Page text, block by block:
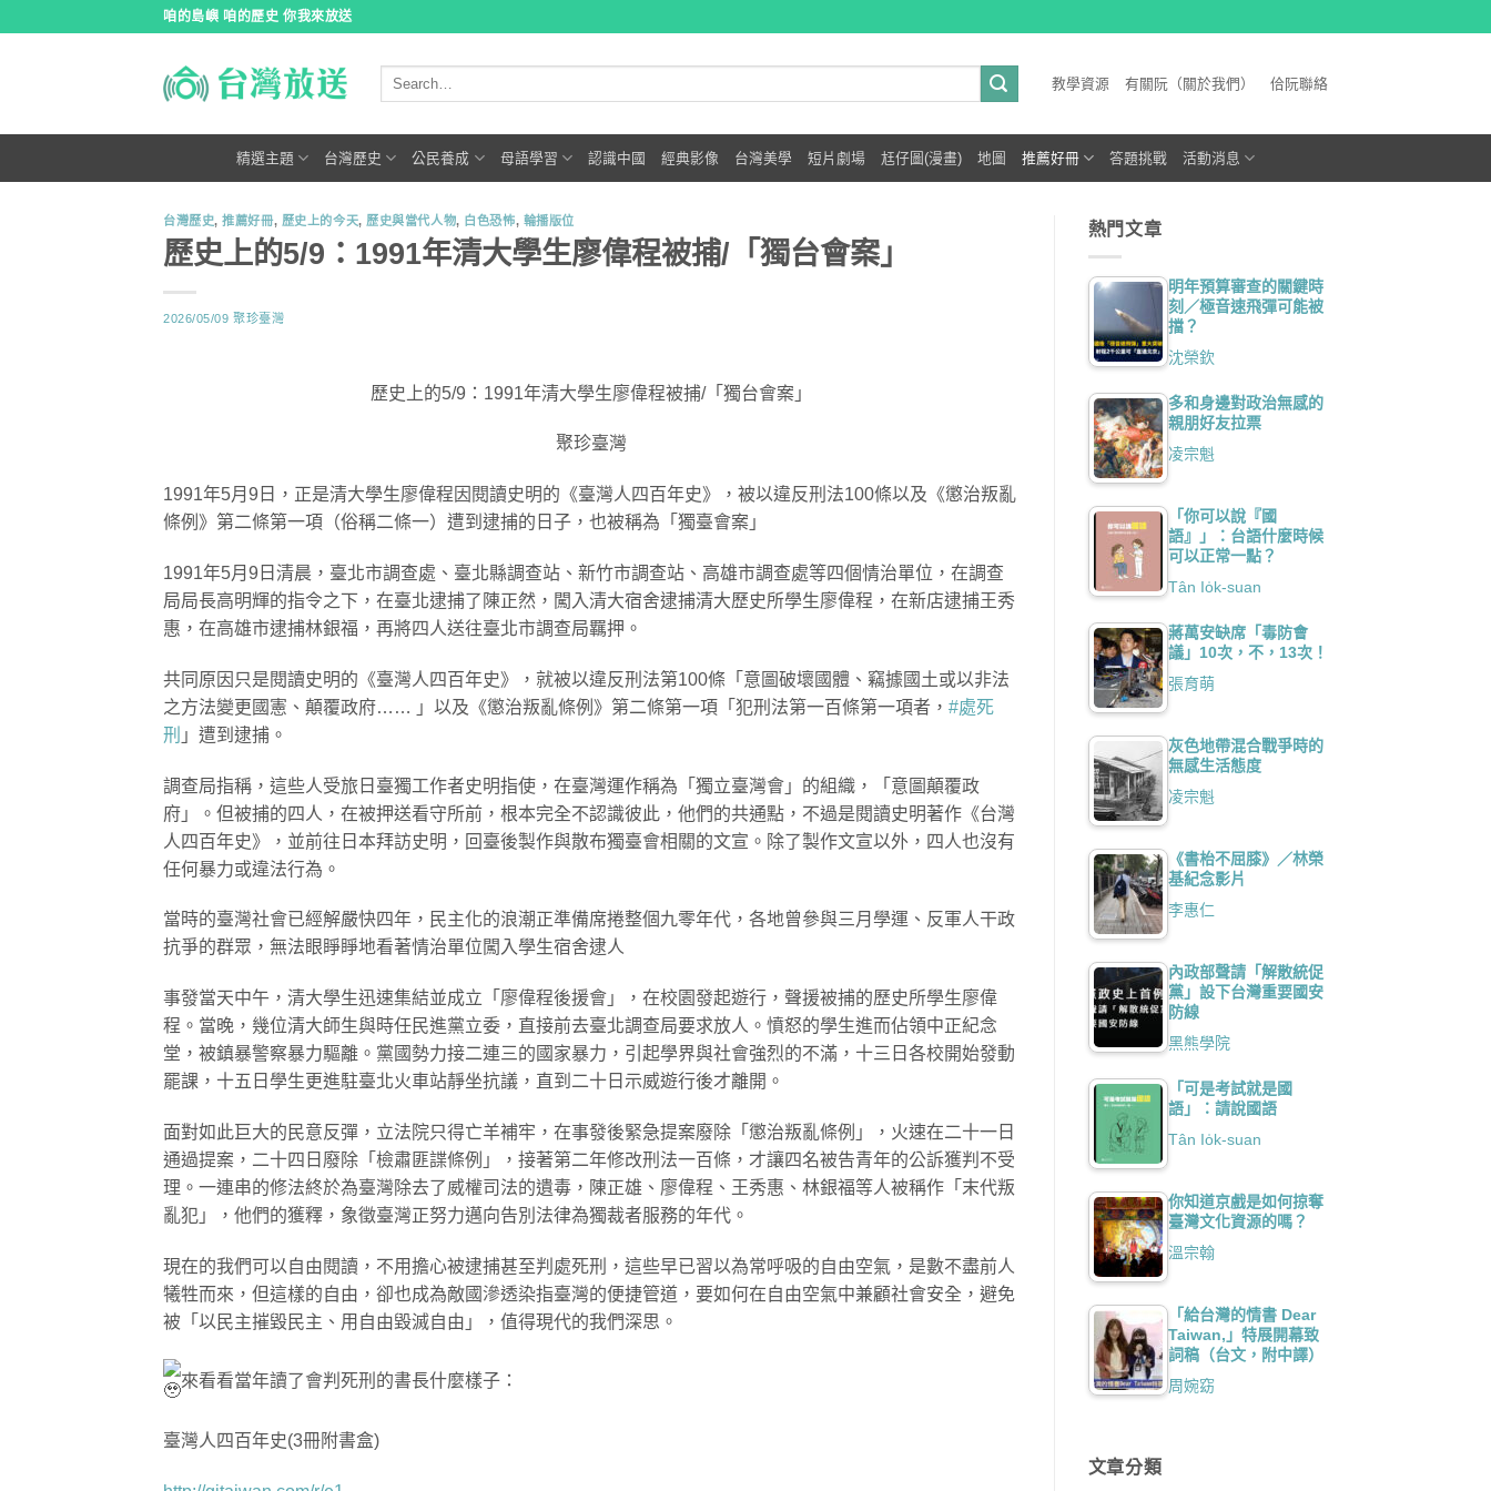
咱的島嶼 咱的歷史 你我來放送
教學資源 有關阮（關於我們） 佮阮聯絡
精選主題 台灣歷史 公民養成 母語學習 認識中國 經典影像 台灣美學 短片劇場 尪仔圖(漫畫) 地圖 推薦好冊 答題挑戰 活動消息
台灣歷史,推薦好冊, 歷史上的今天, 歷史與當代人物, 白色恐怖, 輪播版位
歷史上的5/9：1991年清大學生廖偉程被捕/「獨台會案」
2026/05/09 聚珍臺灣
歷史上的5/9：1991年清大學生廖偉程被捕/「獨台會案」
聚珍臺灣
1991年5月9日，正是清大學生廖偉程因閱讀史明的《臺灣人四百年史》，被以違反刑法100條以及《懲治叛亂
條例》第二條第一項（俗稱二條一）遭到逮捕的日子，也被稱為「獨臺會案」
1991年5月9日清晨，臺北市調查處、臺北縣調查站、新竹市調查站、高雄市調查處等四個情治單位，在調查
局局長高明輝的指令之下，在臺北逮捕了陳正然，闖入清大宿舍逮捕清大歷史所學生廖偉程，在新店逮捕王秀
惠，在高雄市逮捕林銀福，再將四人送往臺北市調查局羈押。
共同原因只是閱讀史明的《臺灣人四百年史》，就被以違反刑法第100條「意圖破壞國體、竊據國土或以非法
之方法變更國憲、顛覆政府…… 」以及《懲治叛亂條例》第二條第一項「犯刑法第一百條第一項者， #處死
刑 」遭到逮捕。
調查局指稱，這些人受旅日臺獨工作者史明指使，在臺灣運作稱為「獨立臺灣會」的組織，「意圖顛覆政
府」。但被捕的四人，在被押送看守所前，根本完全不認識彼此，他們的共通點，不過是閱讀史明著作《台灣
人四百年史》，並前往日本拜訪史明，回臺後製作與散布獨臺會相關的文宣。除了製作文宣以外，四人也沒有
任何暴力或違法行為。
當時的臺灣社會已經解嚴快四年，民主化的浪潮正準備席捲整個九零年代，各地曾參與三月學運、反軍人干政
抗爭的群眾，無法眼睜睜地看著情治單位闖入學生宿舍逮人
事發當天中午，清大學生迅速集結並成立「廖偉程後援會」，在校園發起遊行，聲援被捕的歷史所學生廖偉
程。當晚，幾位清大師生與時任民進黨立委，直接前去臺北調查局要求放人。憤怒的學生進而佔領中正紀念
堂，被鎮暴警察暴力驅離。黨國勢力接二連三的國家暴力，引起學界與社會強烈的不滿，十三日各校開始發動
罷課，十五日學生更進駐臺北火車站靜坐抗議，直到二十日示威遊行後才離開。
面對如此巨大的民意反彈，立法院只得亡羊補牢，在事發後緊急提案廢除「懲治叛亂條例」，火速在二十一日
通過提案，二十四日廢除「檢肅匪諜條例」，接著第二年修改刑法一百條，才讓四名被告青年的公訴獲判不受
理。一連串的修法終於為臺灣除去了威權司法的遺毒，陳正雄、廖偉程、王秀惠、林銀福等人被稱作「末代叛
亂犯」，他們的獲釋，象徵臺灣正努力邁向告別法律為獨裁者服務的年代。
現在的我們可以自由閱讀，不用擔心被逮捕甚至判處死刑，這些早已習以為常呼吸的自由空氣，是數不盡前人
犧牲而來，但這樣的自由，卻也成為敵國滲透染指臺灣的便捷管道，要如何在自由空氣中兼顧社會安全，避免
被「以民主摧毀民主、用自由毀滅自由」，值得現代的我們深思。
來看看當年讀了會判死刑的書長什麼樣子：
臺灣人四百年史(3冊附書盒)
熱門文章
明年預算審查的關鍵時
刻／極音速飛彈可能被
擋？
沈榮欽
多和身邊對政治無感的
親朋好友拉票
凌宗魁
「你可以說『國
語』」：台語什麼時候
可以正常一點？
Tân Io̍k-suan
蔣萬安缺席「毒防會
議」10次，不，13次！
張育萌
灰色地帶混合戰爭時的
無感生活態度
凌宗魁
《書枱不屈膝》／林榮
基紀念影片
李惠仁
內政部聲請「解散統促
黨」設下台灣重要國安
防線
黑熊學院
「可是考試就是國
語」：請說國語
Tân Io̍k-suan
你知道京戲是如何掠奪
臺灣文化資源的嗎？
溫宗翰
「給台灣的情書 Dear
Taiwan,」特展開幕致
詞稿（台文，附中譯）
周婉窈
文章分類